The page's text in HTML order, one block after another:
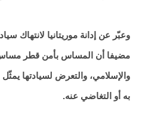
وعبّر عن إدانة موريتانيا لانتهاك
مضيفا أن المساس بأمن قطر مساسٌ
والإسلامي، والتعرض لسيادتها
به أو التغاضي عنه.